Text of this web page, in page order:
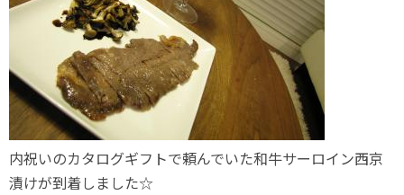
内祝いのカタログギフトで頼んでいた和牛サーロイン西京
漬けが到着しました☆